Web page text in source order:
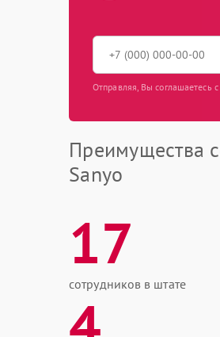
Отправляя, Вы соглашаетесь
Преимущества
Sanyo
17
сотрудников в штате